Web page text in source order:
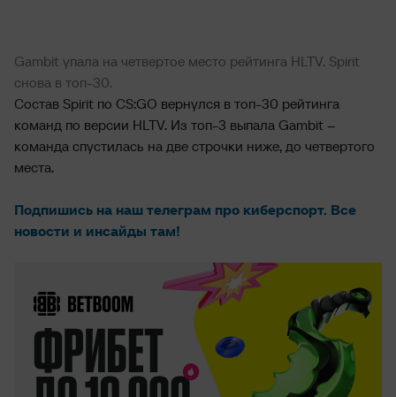
Gambit упала на четвертое место рейтинга HLTV. Spirit
снова в топ-30.
Состав Spirit по CS:GO вернулся в топ-30 рейтинга
команд по версии HLTV. Из топ-3 выпала Gambit –
команда спустилась на две строчки ниже, до четвертого
места.
Подпишись на наш телеграм про киберспорт. Все
новости и инсайды там!